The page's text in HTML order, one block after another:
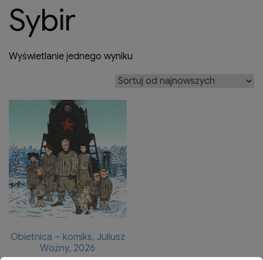
Sybir
Wyświetlanie jednego wyniku
Obietnica – komiks, Juliusz
Woźny, 2026